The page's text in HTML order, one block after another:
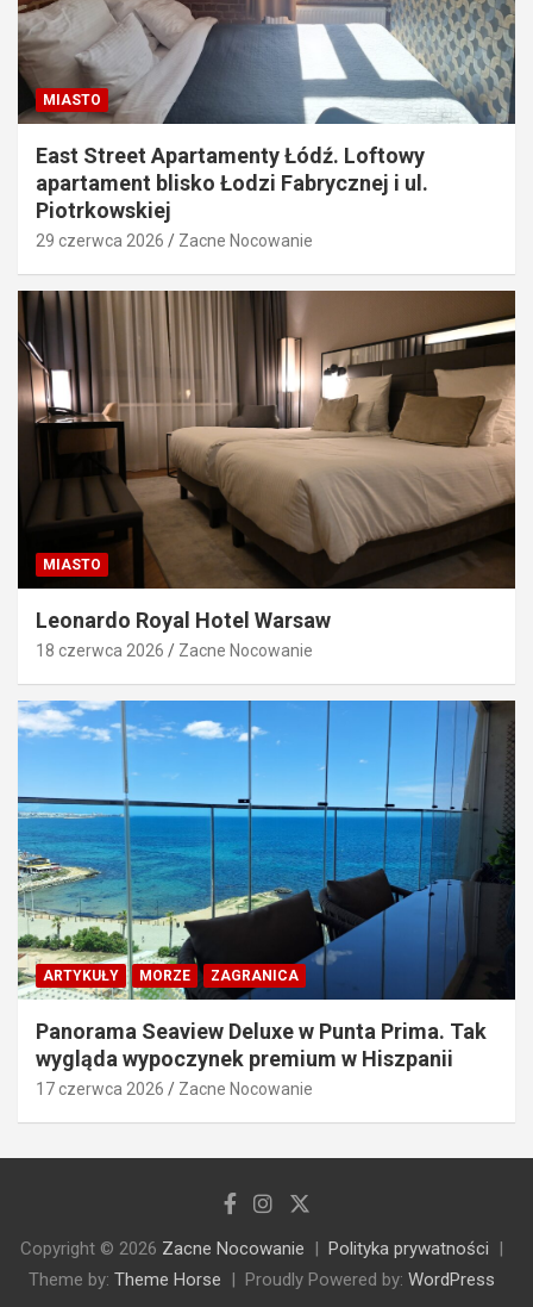
MIASTO
East Street Apartamenty Łódź. Loftowy
apartament blisko Łodzi Fabrycznej i ul.
Piotrkowskiej
29 czerwca 2026 Zacne Nocowanie
MIASTO
Leonardo Royal Hotel Warsaw
18 czerwca 2026 Zacne Nocowanie
ARTYKUŁY MORZE ZAGRANICA
Panorama Seaview Deluxe w Punta Prima. Tak
wygląda wypoczynek premium w Hiszpanii
17 czerwca 2026 Zacne Nocowanie
Copyright © 2026 Zacne Nocowanie
Polityka prywatności
Theme by: Theme Horse Proudly Powered by: WordPress